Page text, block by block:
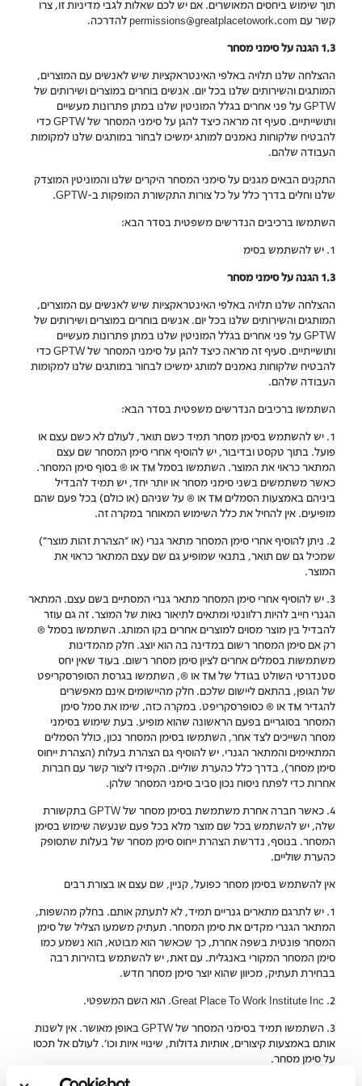
תוך שימוש ביחסים המאושרים. אם יש לכם שאלות לגבי מדיניות זו, צרו
קשר עם permissions@greatplacetowork.com להדרכה.
1.3 הגנה על סימני מסחר
ההצלחה שלנו תלויה באלפי האינטראקציות שיש לאנשים עם המוצרים,
המותגים והשירותים שלנו בכל יום. אנשים בוחרים במוצרים ושירותים של
GPTW על פני אחרים בגלל המוניטין שלנו במתן פתרונות מעשיים
ותושייתיים. סעיף זה מראה כיצד להגן על סימני המסחר של GPTW כדי
להבטיח שלקוחות נאמנים למותג ימשיכו לבחור במותגים שלנו למקומות
העבודה שלהם.
התקנים הבאים מגנים על סימני המסחר היקרים שלנו והמוניטין המוצדק
שלנו וחלים בדרך כלל על כל צורות התקשורת המופקות ב-GPTW.
השתמשו ברכיבים הנדרשים משפטית בסדר הבא:
1. יש להשתמש בסימ
1.3 הגנה על סימני מסחר
ההצלחה שלנו תלויה באלפי האינטראקציות שיש לאנשים עם המוצרים,
המותגים והשירותים שלנו בכל יום. אנשים בוחרים במוצרים ושירותים של
GPTW על פני אחרים בגלל המוניטין שלנו במתן פתרונות מעשיים
ותושייתיים. סעיף זה מראה כיצד להגן על סימני המסחר של GPTW כדי
להבטיח שלקוחות נאמנים למותג ימשיכו לבחור במותגים שלנו למקומות
העבודה שלהם.
השתמשו ברכיבים הנדרשים משפטית בסדר הבא:
1. יש להשתמש בסימן מסחר תמיד כשם תואר, לעולם לא כשם עצם או
פועל. בתוך טקסט ובדיבור, יש להוסיף אחרי סימן המסחר שם עצם
המתאר כראוי את המוצר. השתמשו בסמל ™ או ® בסוף סימן המסחר.
כאשר משתמשים בשני סימני מסחר או יותר יחד, יש תמיד להבדיל
ביניהם באמצעות הסמלים ™ או ® על שניהם (או כולם) בכל פעם שהם
מופיעים. אין להחיל את כלל השימוש המאוחר במקרה זה.
2. ניתן להוסיף אחרי סימן המסחר מתאר גנרי (או "הצהרת זהות מוצר")
שמכיל גם שם תואר, בתנאי שמופיע גם שם עצם המתאר כראוי את
המוצר.
3. יש להוסיף אחרי סימן המסחר מתאר גנרי המסתיים בשם עצם. המתאר
הגנרי חייב להיות רלוונטי ומתאים לתיאור נאות של המוצר. זה גם עוזר
להבדיל בין מוצר מסוים למוצרים אחרים בקו המותג. השתמשו בסמל ®
רק אם סימן המסחר רשום במדינה בה הוא יוצג. חלק מהמדינות
משתמשות בסמלים אחרים לציון סימן מסחר רשום. בעוד שאין יחס
סטנדרטי השולט בגודל של ™ או ®, השתמשו בגרסת הסופרסקריפט
של הגופן, בהתאם ליישום שלכם. חלק מהיישומים אינם מאפשרים
להגדיר ™ או ® כסופרסקריפט. במקרה כזה, שימו את סמל סימן
המסחר בסוגריים בפעם הראשונה שהוא מופיע. בעת שימוש בסימני
מסחר השייכים לצד אחר, השתמשו בסימן המסחר נכון, כולל הסמלים
המתאימים והמתאר הגנרי. יש להוסיף גם הצהרת בעלות (הצהרת ייחוס
סימן מסחר), בדרך כלל כהערת שוליים. הקפידו ליצור קשר עם חברות
אחרות כדי לפתח ניסוח נכון סביב סימני המסחר שלהן.
4. כאשר חברה אחרת משתמשת בסימן מסחר של GPTW בתקשורת
שלה, יש להשתמש בכל שם מוצר מלא בכל פעם שנעשה שימוש בסימן
המסחר. בנוסף, נדרשת הצהרת ייחוס סימן מסחר של בעלות שתסופק
כהערת שוליים.
אין להשתמש בסימן מסחר כפועל, קניין, שם עצם או בצורת רבים
1. יש לתרגם מתארים גנריים תמיד, לא לתעתק אותם. בחלק מהשפות,
המתאר הגנרי מקדים את סימן המסחר. תעתיק משמעו הצליל של סימן
המסחר פונטית בשפה אחרת, כך שכאשר הוא מבוטא, הוא נשמע כמו
סימן המסחר המקורי באנגלית. עם זאת, יש להשתמש בזהירות רבה
בבחירת תעתיק, מכיוון שהוא יוצר סימן מסחר חדש.
2. Great Place To Work Institute Inc. הוא השם המשפטי.
3. השתמשו תמיד בסימני המסחר של GPTW באופן מאושר. אין לשנות
אותם באמצעות קיצורים, אותיות גדולות, שינויי איות וכו'. לעולם אל תכסו
על סימן מסחר.